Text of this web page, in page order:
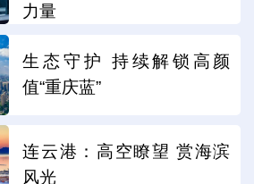
力量
生态守护 持续解锁高颜
值“重庆蓝”
连云港：高空瞭望 赏海滨
风光